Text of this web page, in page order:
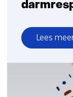
Lees
over
Van